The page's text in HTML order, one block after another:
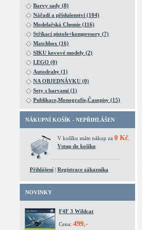
Barvy sady (8)
Nářadí a příslušenství (104)
Modelařská Chemie (116)
Stříkací pistole+kompresory (7)
Matchbox (16)
SIKU kovové modely (2)
LEGO (0)
Autodrahy (1)
NA OBJEDNÁVKU (0)
Sety s barvami (1)
Publikace,Monografie,Časopisy (15)
NÁKUPNÍ KOŠÍK - NEPŘIHLÁŠEN
V košíku máte nákup za 0 Kč
Vstup do košíku
Přihlášení | Registrace zákazníka
NOVINKY
F4F 3 Wildcat
Cena: 499,-